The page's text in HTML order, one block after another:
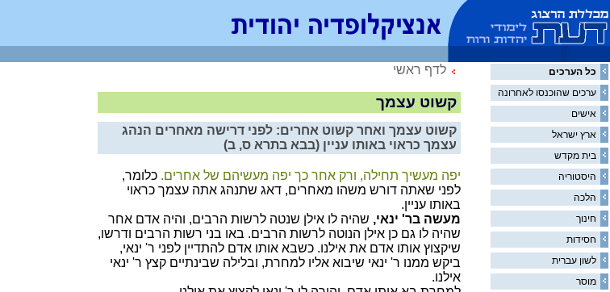
כל הערכים
ערכים שהוכנסו לאחרונה
אישים
ארץ ישראל
בית מקדש
היסטוריה
הלכה
חינוך
חסידות
לשון עברית
מוסר
לדף ראשי
קשוט עצמך
קשוט עצמך ואחר קשוט אחרים: לפני דרישה מאחרים הנהג
עצמך כראוי באותו עניין (בבא בתרא ס, ב)
יפה מעשיך תחילה, ורק אחר כך יפה מעשיהם של אחרים. כלומר,
לפני שאתה דורש משהו מאחרים, דאג שתנהג אתה עצמך כראוי
באותו עניין.
מעשה בר' ינאי, שהיה לו אילן שנטה לרשות הרבים, והיה אדם אחר
שהיה לו גם כן אילן הנוטה לרשות הרבים. באו בני רשות הרבים ודרשו,
שיקצוץ אותו אדם את אילנו. כשבא אותו אדם להתדיין לפני ר' ינאי,
ביקש ממנו ר' ינאי שיבוא אליו למחרת, ובלילה שבינתיים קצץ ר' ינאי
אילנו.